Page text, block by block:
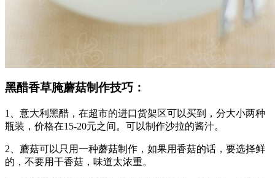
黑醋香草腌蘑菇制作技巧：
1、意大利黑醋，在超市的进口货架区可以买到，分大小两种
瓶装，价格在15-20元之间。可以制作沙拉的酱汁。
2、蘑菇可以只用一种蘑菇制作，如果用香菇的话，要选择鲜
的，不要用干香菇，味道太浓重。